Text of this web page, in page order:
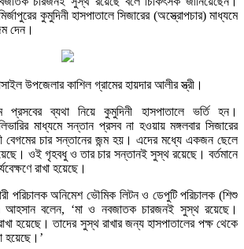
কুমুদিনী হাসপাতালে সিজারের (অস্ত্রোপচার) মাধ্যমে
দেন।
উপজেলার কাশিল গ্রামের হায়দার আলীর স্ত্রী।
প্রসবের ব্যথা নিয়ে কুমুদিনী হাসপাতালে ভর্তি হন।
মাধ্যমে সন্তান প্রসব না হওয়ায় মঙ্গলবার সিজারের
বেগমের চার সন্তানের জন্ম হয়। এদের মধ্যে একজন ছেলে
ওই গৃহবধু ও তার চার সন্তানই সুস্থ রয়েছে। বর্তমানে
রাখা হয়েছে।
পরিচালক অনিমেশ ভৌমিক লিটন ও ডেপুটি পরিচালক (শিশু
আহসান বলেন, ‘মা ও নবজাতক চারজনই সুস্থ রয়েছে।
হয়েছে। তাদের সুস্থ রাখার জন্য হাসপাতালের পক্ষ থেকে
হয়েছে।’